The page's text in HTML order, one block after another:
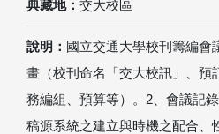
典藏地： 交大校區
說明： 國立交通大學校刊籌編會
畫（校刊命名「交大校訊」、預
務編組、預算等）。2、會議記
稿源系統之建立與時機之配合、